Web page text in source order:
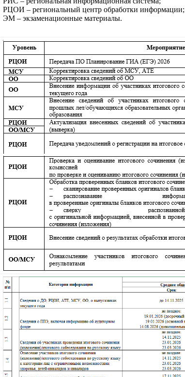
РЦОИ – региональный центр обработки информации;
ЭМ – экзаменационные материалы.